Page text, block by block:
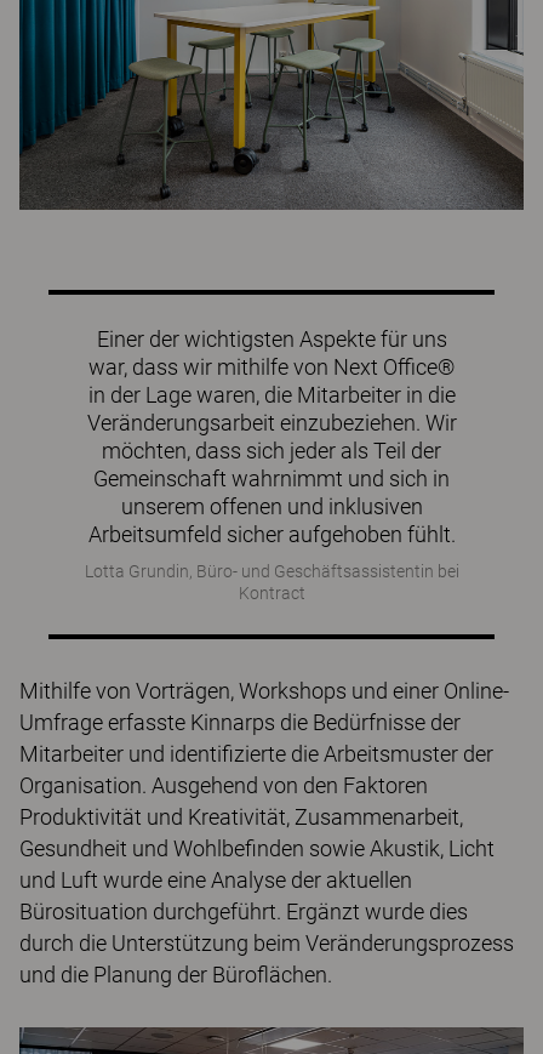
Einer der wichtigsten Aspekte für uns
war, dass wir mithilfe von Next Office®
in der Lage waren, die Mitarbeiter in die
Veränderungsarbeit einzubeziehen. Wir
möchten, dass sich jeder als Teil der
Gemeinschaft wahrnimmt und sich in
unserem offenen und inklusiven
Arbeitsumfeld sicher aufgehoben fühlt.
Lotta Grundin, Büro- und Geschäftsassistentin bei
Kontract
Mithilfe von Vorträgen, Workshops und einer Online-
Umfrage erfasste Kinnarps die Bedürfnisse der
Mitarbeiter und identifizierte die Arbeitsmuster der
Organisation. Ausgehend von den Faktoren
Produktivität und Kreativität, Zusammenarbeit,
Gesundheit und Wohlbefinden sowie Akustik, Licht
und Luft wurde eine Analyse der aktuellen
Bürosituation durchgeführt. Ergänzt wurde dies
durch die Unterstützung beim Veränderungsprozess
und die Planung der Büroflächen.